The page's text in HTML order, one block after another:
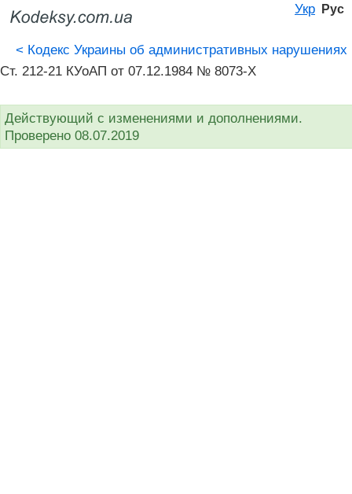
Укр Рус
< Кодекс Украины об административных нарушениях
Ст. 212-21 КУоАП от 07.12.1984 № 8073-X
Действующий с изменениями и дополнениями.
Проверено 08.07.2019